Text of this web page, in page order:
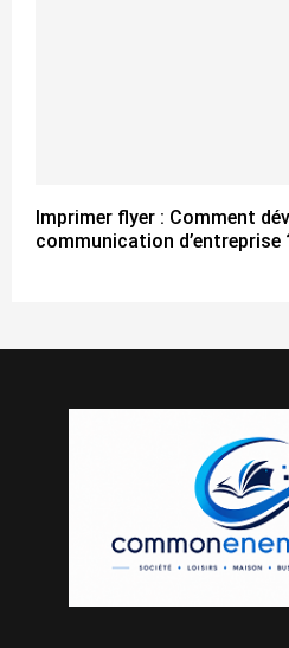
Imprimer flyer : Comment
communication d’entreprise